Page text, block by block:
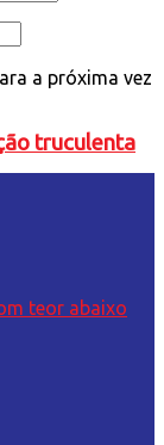
truculenta
a próxima vez